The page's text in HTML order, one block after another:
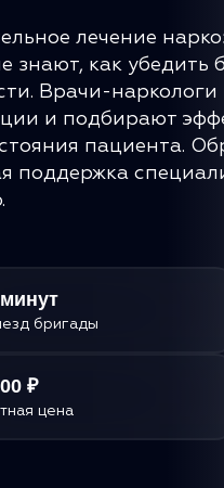
лечение
знают, как убедить
Врачи-
и подбирают
пациента.
поддержка
бригады
₽
цена